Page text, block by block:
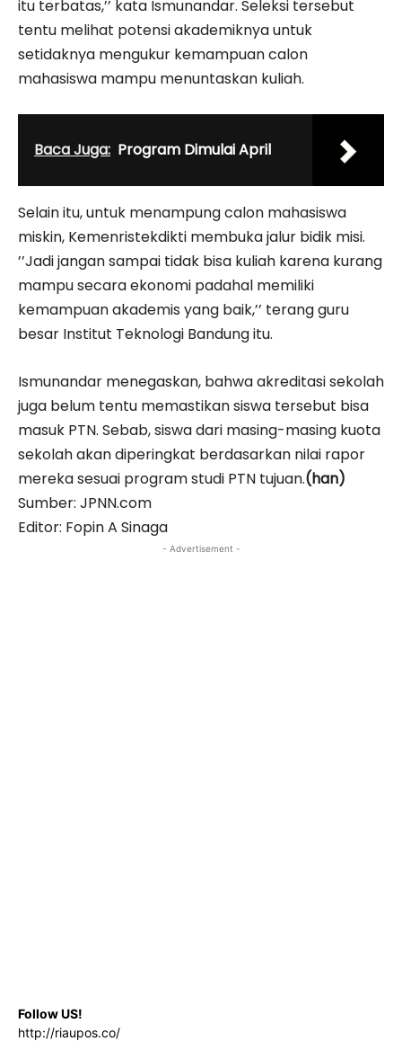
itu terbatas,’’ kata Ismunandar. Seleksi tersebut
tentu melihat potensi akademiknya untuk
setidaknya mengukur kemampuan calon
mahasiswa mampu menuntaskan kuliah.
Baca Juga: Program Dimulai April
Selain itu, untuk menampung calon mahasiswa
miskin, Kemenristekdikti membuka jalur bidik misi.
’’Jadi jangan sampai tidak bisa kuliah karena kurang
mampu secara ekonomi padahal memiliki
kemampuan akademis yang baik,’’ terang guru
besar Institut Teknologi Bandung itu.
Ismunandar menegaskan, bahwa akreditasi sekolah
juga belum tentu memastikan siswa tersebut bisa
masuk PTN. Sebab, siswa dari masing-masing kuota
sekolah akan diperingkat berdasarkan nilai rapor
mereka sesuai program studi PTN tujuan.(han)
Sumber: JPNN.com
Editor: Fopin A Sinaga
- Advertisement -
Follow US!
http://riaupos.co/